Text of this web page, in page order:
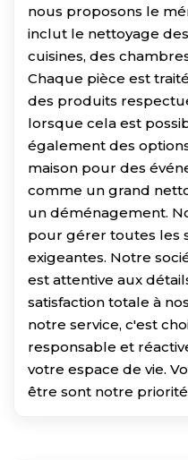
nous proposons le
inclut le nettoyage
cuisines, des
Chaque pièce est
des produits
lorsque cela est
également des
maison pour des
comme un grand
un déménagement.
pour gérer toutes les
exigeantes. Notre
est attentive aux
satisfaction totale à
notre service, c'est
responsable et
votre espace de vie.
être sont notre